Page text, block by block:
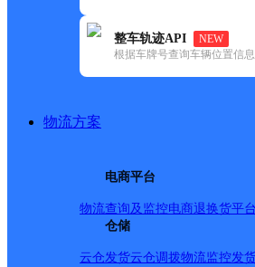
整车轨迹API
NEW
根据车牌号查询车辆位置信息
物流方案
电商平台
物流查询及监控电商退换货平
仓储
云仓发货云仓调拨物流监控发
更新时间：2021-11-26
所属快递：顺丰速运
所属区域：安徽省-合肥市-瑶海区
网点地址：裕溪路中翔盛景名苑
网点负责人：